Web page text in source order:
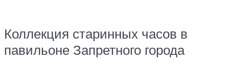
Коллекция старинных часов в
павильоне Запретного города